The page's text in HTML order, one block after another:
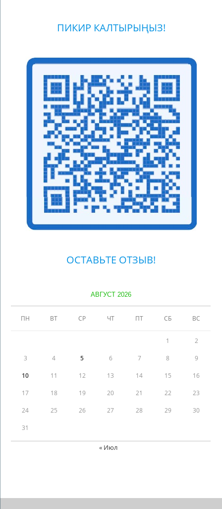
ПИКИР КАЛТЫРЫҢЫЗ!
ОСТАВЬТЕ ОТЗЫВ!
АВГУСТ 2026
ПН ВТ СР ЧТ ПТ СБ ВС
1 2
3 4 5 6 7 8 9
10 11 12 13 14 15 16
17 18 19 20 21 22 23
24 25 26 27 28 29 30
31
« Июл